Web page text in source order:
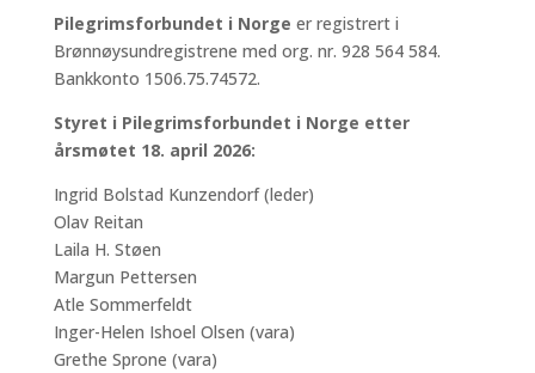
Pilegrimsforbundet i Norge er registrert i
Brønnøysundregistrene med org. nr. 928 564 584.
Bankkonto 1506.75.74572.
Styret i Pilegrimsforbundet i Norge etter
årsmøtet 18. april 2026:
Ingrid Bolstad Kunzendorf (leder)
Olav Reitan
Laila H. Støen
Margun Pettersen
Atle Sommerfeldt
Inger-Helen Ishoel Olsen (vara)
Grethe Sprone (vara)